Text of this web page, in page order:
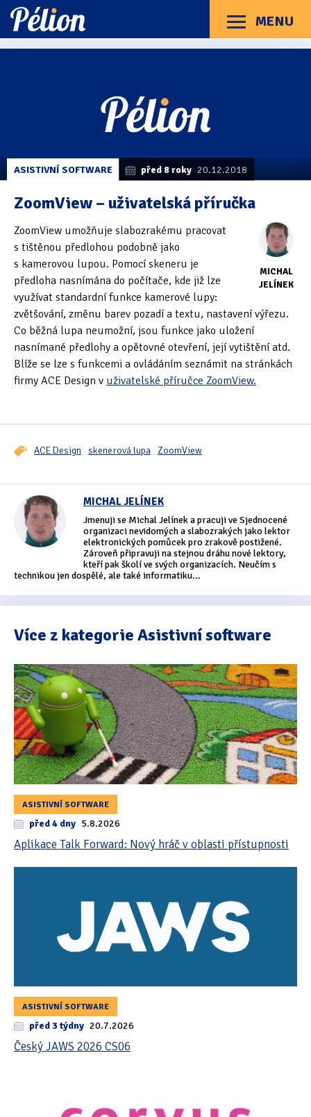
Přejít
na
štítky
Přejít
na
kategorie
Přejít
na
obsah
MENU
Menu
Hledání
Braillské řádky(31)
Lupy (8)
Mobilní zařízení (85)
Počítače a notebooky(66)
Zápisníky(7)
Názory & zkušenosti (143)
Oficiální materiály
(57)
Pozvánky & oznámení(67)
Pracuji sluchem a hmatem(566)
Pracuji zrakem(456)
Pracuji zrakem a sluchem(515)
Služby(115)
Software
(503)
Asistivní software(428)
Běžný software(284)
Tipy & triky(17)
ASISTIVNÍ SOFTWARE před 8 roky 20.12.2018
ZoomView – uživatelská příručka
MICHAL
JELÍNEK
ZoomView umožňuje slabozrakému pracovat
s tištěnou předlohou podobně jako
s kamerovou lupou. Pomocí skeneru je
předloha nasnímána do počítače, kde již lze
využívat standardní funkce kamerové lupy:
zvětšování, změnu barev pozadí a textu, nastavení výřezu.
Co běžná lupa neumožní, jsou funkce jako uložení
nasnímané předlohy a opětovné otevření, její vytištění atd.
Blíže se lze s funkcemi a ovládáním seznámit na stránkách
firmy ACE Design v uživatelské příručce ZoomView.
ACE Design skenerová lupa ZoomView
MICHAL JELÍNEK
Jmenuji se Michal Jelínek a pracuji ve Sjednocené
organizaci nevidomých a slabozrakých jako lektor
elektronických pomůcek pro zrakově postižené.
Zároveň připravuji na stejnou dráhu nové lektory,
kteří pak školí ve svých organizacích. Neučím s
technikou jen dospělé, ale také informatiku...
Více z kategorie Asistivní software
ASISTIVNÍ SOFTWARE
před 4 dny 5.8.2026
Aplikace Talk Forward: Nový hráč v oblasti přístupnosti
ASISTIVNÍ SOFTWARE
před 3 týdny 20.7.2026
Český JAWS 2026 CS06